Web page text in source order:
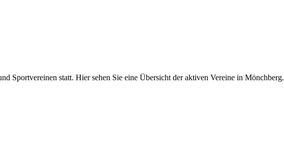
Sportvereinen statt. Hier sehen Sie eine Übersicht der aktiven Vereine in Mönchberg.